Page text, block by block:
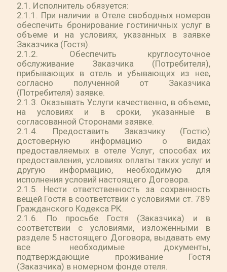
2.1. Исполнитель обязуется:
2.1.1. При наличии в Отеле свободных номеров
обеспечить бронирование гостиничных услуг в
объеме и на условиях, указанных в заявке
Заказчика (Гостя).
2.1.2. Обеспечить круглосуточное
обслуживание Заказчика (Потребителя),
прибывающих в отель и убывающих из нее,
согласно полученной от Заказчика
(Потребителя) заявке.
2.1.3. Оказывать Услуги качественно, в объеме,
на условиях и в сроки, указанные в
согласованной Сторонами заявке.
2.1.4. Предоставить Заказчику (Гостю)
достоверную информацию о видах
предоставляемых в отеле Услуг, способах их
предоставления, условиях оплаты таких услуг и
другую информацию, необходимую для
исполнения условий настоящего Договора.
2.1.5. Нести ответственность за сохранность
вещей Гостя в соответствии с условиями ст. 789
Гражданского Кодекса РК.
2.1.6. По просьбе Гостя (Заказчика) и в
соответствии с условиями, изложенными в
разделе 5 настоящего Договора, выдавать ему
все необходимые документы,
подтверждающие проживание Гостя
(Заказчика) в номерном фонде отеля.